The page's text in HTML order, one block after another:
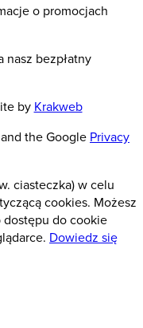
o promocjach
nasz bezpłatny
by Krakweb
the Google Privacy
ciasteczka) w celu
cookies. Możesz
do cookie
Dowiedz się